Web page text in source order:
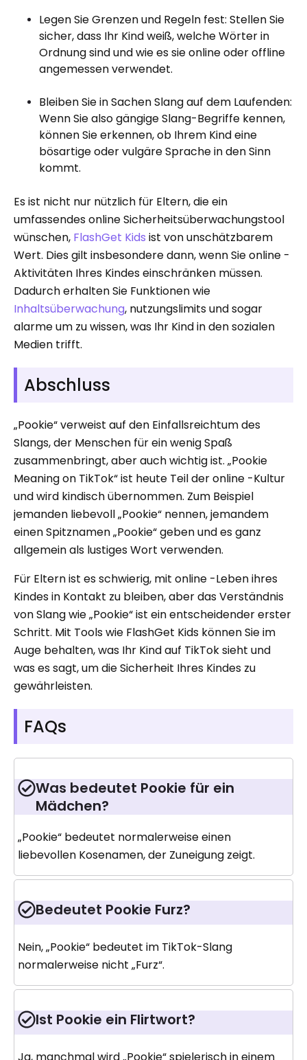
Legen Sie Grenzen und Regeln fest: Stellen Sie
sicher, dass Ihr Kind weiß, welche Wörter in
Ordnung sind und wie es sie online oder offline
angemessen verwendet.
Bleiben Sie in Sachen Slang auf dem Laufenden:
Wenn Sie also gängige Slang-Begriffe kennen,
können Sie erkennen, ob Ihrem Kind eine
bösartige oder vulgäre Sprache in den Sinn
kommt.
Es ist nicht nur nützlich für Eltern, die ein
umfassendes online Sicherheitsüberwachungstool
wünschen, FlashGet Kids ist von unschätzbarem
Wert. Dies gilt insbesondere dann, wenn Sie online -
Aktivitäten Ihres Kindes einschränken müssen.
Dadurch erhalten Sie Funktionen wie
Inhaltsüberwachung, nutzungslimits und sogar
alarme um zu wissen, was Ihr Kind in den sozialen
Medien trifft.
Abschluss
„Pookie“ verweist auf den Einfallsreichtum des
Slangs, der Menschen für ein wenig Spaß
zusammenbringt, aber auch wichtig ist. „Pookie
Meaning on TikTok“ ist heute Teil der online -Kultur
und wird kindisch übernommen. Zum Beispiel
jemanden liebevoll „Pookie“ nennen, jemandem
einen Spitznamen „Pookie“ geben und es ganz
allgemein als lustiges Wort verwenden.
Für Eltern ist es schwierig, mit online -Leben ihres
Kindes in Kontakt zu bleiben, aber das Verständnis
von Slang wie „Pookie“ ist ein entscheidender erster
Schritt. Mit Tools wie FlashGet Kids können Sie im
Auge behalten, was Ihr Kind auf TikTok sieht und
was es sagt, um die Sicherheit Ihres Kindes zu
gewährleisten.
FAQs
Was bedeutet Pookie für ein
Mädchen?
„Pookie“ bedeutet normalerweise einen
liebevollen Kosenamen, der Zuneigung zeigt.
Bedeutet Pookie Furz?
Nein, „Pookie“ bedeutet im TikTok-Slang
normalerweise nicht „Furz“.
Ist Pookie ein Flirtwort?
Ja, manchmal wird „Pookie“ spielerisch in einem